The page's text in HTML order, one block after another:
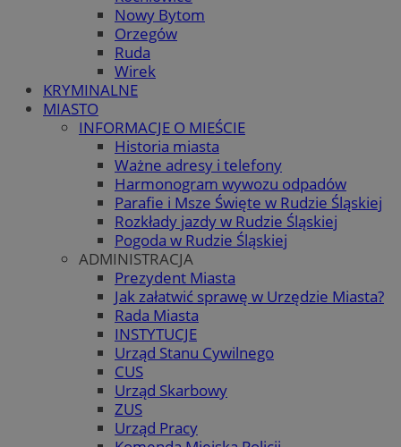
Nowy Bytom
Orzegów
Ruda
Wirek
KRYMINALNE
MIASTO
INFORMACJE O MIEŚCIE
Historia miasta
Ważne adresy i telefony
Harmonogram wywozu odpadów
Parafie i Msze Święte w Rudzie Śląskiej
Rozkłady jazdy w Rudzie Śląskiej
Pogoda w Rudzie Śląskiej
ADMINISTRACJA
Prezydent Miasta
Jak załatwić sprawę w Urzędzie Miasta?
Rada Miasta
INSTYTUCJE
Urząd Stanu Cywilnego
CUS
Urząd Skarbowy
ZUS
Urząd Pracy